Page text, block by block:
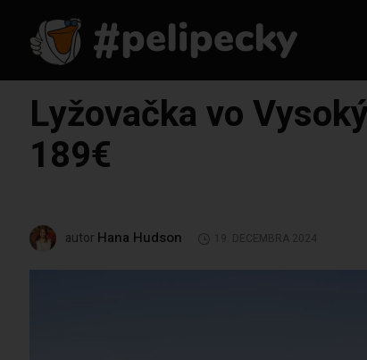
Lyžovačka vo
189€
autor Hana Hudson 19. DECEMBRA 2024